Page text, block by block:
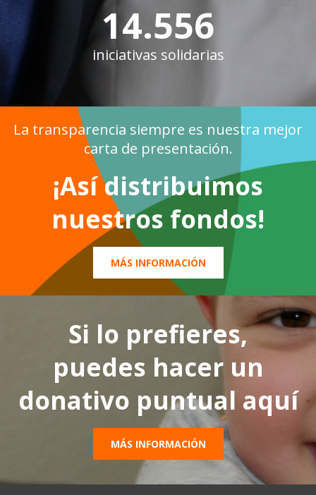
14.588
iniciativas solidarias
La transparencia siempre es nuestra mejor
carta de presentación.
¡Así distribuimos
nuestros fondos!
MÁS INFORMACIÓN
Si lo prefieres,
puedes hacer un
donativo puntual aquí
MÁS INFORMACIÓN